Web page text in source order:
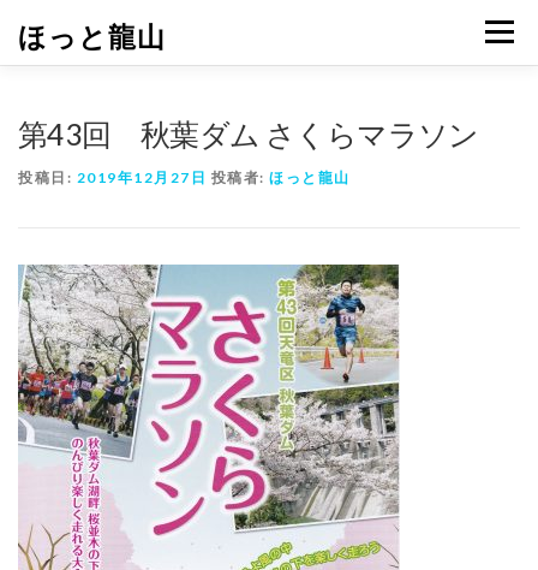
テ
ほっと龍山 メニュ
第43回 秋葉ダム さくらマラソン
投稿日: 2019年12月27日 投稿者: ほっと龍山